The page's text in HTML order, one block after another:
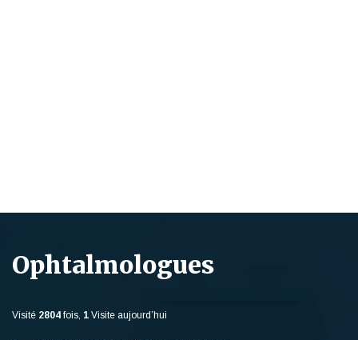
Ophtalmologues
Visité 2804 fois, 1 Visite aujourd’hui